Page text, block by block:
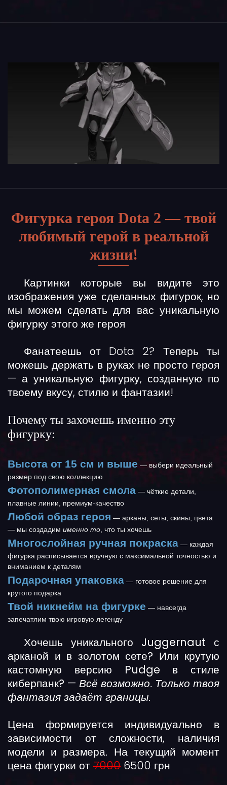
Фигурка героя Dota 2 — твой
любимый герой в реальной
жизни!
Картинки которые вы видите это
изображения уже сделанных фигурок, но
мы можем сделать для вас уникальную
фигурку этого же героя
Фанатеешь от Dota 2? Теперь ты
можешь держать в руках не просто героя
— ауникальную фигурку, созданную по
твоему вкусу, стилю и фантазии!
Почему ты захочешь именно эту
фигурку:
Высота от 15 см и выше — выбери идеальный
размер под свою коллекцию
Фотополимерная смола — чёткие детали,
плавные линии, премиум-качество
Любой образ героя — арканы, сеты, скины, цвета
— мы создадим именно то, что ты хочешь
Многослойная ручная покраска — каждая
фигурка расписывается вручную с максимальной точностью и
вниманием к деталям
Подарочная упаковка — готовое решение для
крутого подарка
Твой никнейм на фигурке — навсегда
запечатлим твою игровую легенду
Хочешь уникального Juggernaut с
арканой и в золотом сете? Или крутую
кастомную версию Pudge в стиле
киберпанк? — Всё возможно. Только твоя
фантазия задаёт границы.
Цена формируется индивидуально в
зависимости от сложности, наличия
модели и размера. На текущий момент
цена фигурки от 7000 6500 грн